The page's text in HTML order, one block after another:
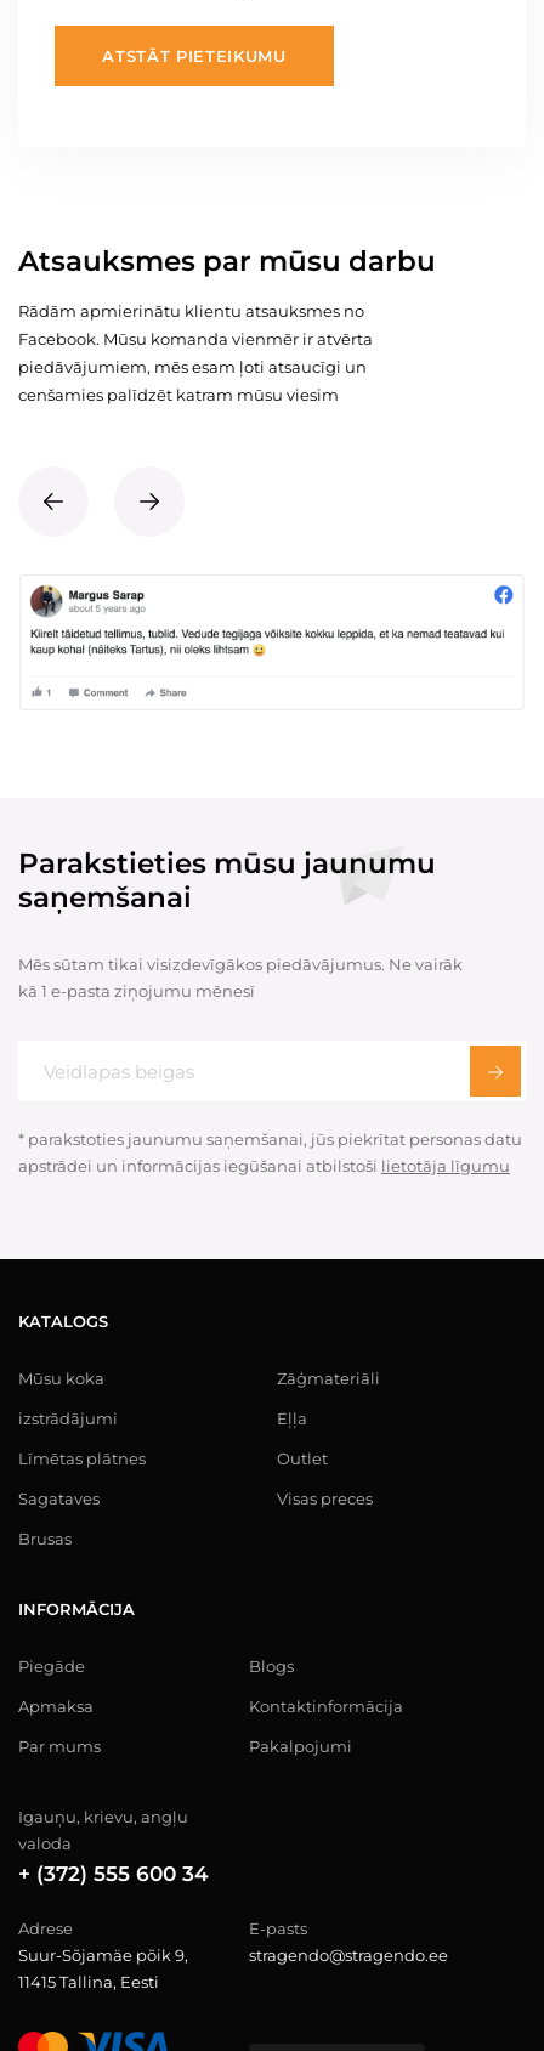
ATSTĀT PIETEIKUMU
Atsauksmes par mūsu darbu
Rādām apmierinātu klientu atsauksmes no
Facebook. Mūsu komanda vienmēr ir atvērta
piedāvājumiem, mēs esam ļoti atsaucīgi un
cenšamies palīdzēt katram mūsu viesim
Parakstieties mūsu jaunumu
saņemšanai
Mēs sūtam tikai visizdevīgākos piedāvājumus. Ne vairāk
kā 1 e-pasta ziņojumu mēnesī
* parakstoties jaunumu saņemšanai, jūs piekrītat personas datu
apstrādei un informācijas iegūšanai atbilstoši lietotāja līgumu
KATALOGS
Mūsu koka
izstrādājumi
Līmētas plātnes
Sagataves
Brusas
Zāģmateriāli
Eļļa
Outlet
Visas preces
INFORMĀCIJA
Piegāde
Apmaksa
Par mums
Blogs
Kontaktinformācija
Pakalpojumi
Igauņu, krievu, angļu
valoda
+ (372) 555 600 34
Adrese
Suur-Sõjamäe põik 9,
11415 Tallina, Eesti
E-pasts
stragendo@stragendo.ee